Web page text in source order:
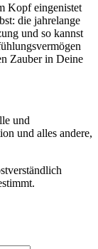
Kopf eingenistet
die jahrelange
und so kannst
Zauber in Deine
und
und alles andere,